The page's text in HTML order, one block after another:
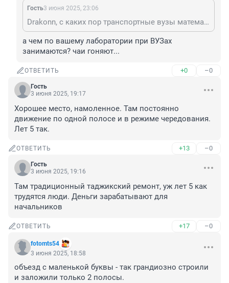
Гость3 июня 2025, 23:06
Drakonn, с каких пор транспортные вузы математические модели стали создавать? Про ИИ вообще молчу.
а чем по вашему лаборатории при ВУЗах
занимаются? чаи гоняют...
ОТВЕТИТЬ +0 –0
Гость
3 июня 2025, 19:17
Хорошее место, намоленное. Там постоянно
движение по одной полосе и в режиме чередования.
Лет 5 так.
ОТВЕТИТЬ +13 –0
Гость
3 июня 2025, 19:16
Там традиционный таджикский ремонт, уж лет 5 как
трудятся люди. Деньги зарабатывают для
начальников
ОТВЕТИТЬ +17 –0
fotomts54
3 июня 2025, 18:58
объезд с маленькой буквы - так грандиозно строили
и заложили только 2 полосы.